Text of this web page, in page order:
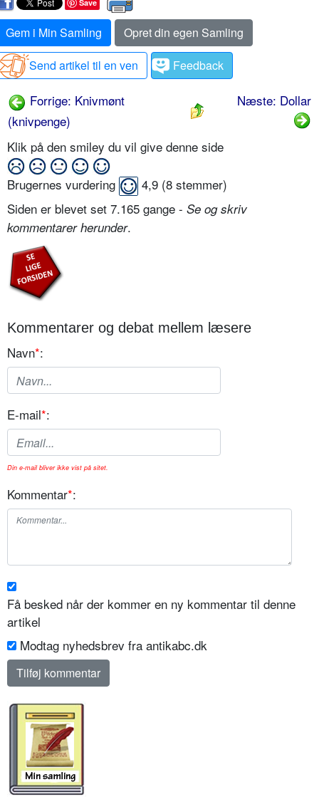
Save
Gem i Min Samling
Opret din egen Samling
Send artikel til en ven
Feedback
Forrige: Knivmønt
(knivpenge)
Næste: Dollar
Klik på den smiley du vil give denne side
Brugernes vurdering 4,9 (8 stemmer)
Siden er blevet set 7.165 gange - Se og skriv
kommentarer herunder.
Kommentarer og debat mellem læsere
Navn*:
E-mail*:
Din e-mail bliver ikke vist på sitet.
Kommentar*:
Få besked når der kommer en ny kommentar til denne
artikel
Modtag nyhedsbrev fra antikabc.dk